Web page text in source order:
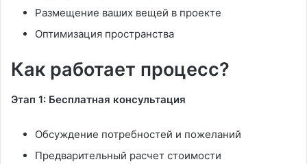
Размещение ваших вещей в проекте
Оптимизация пространства
Как работает процесс?
Этап 1: Бесплатная консультация
Обсуждение потребностей и пожеланий
Предварительный расчет стоимости